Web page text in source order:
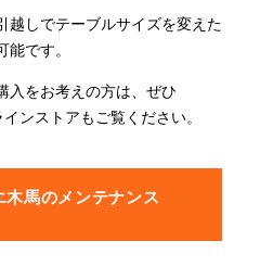
越しでテーブルサイズを変えた
です。
入をお考えの方は、ぜひ
ンストアもご覧ください。
馬のメンテナンス